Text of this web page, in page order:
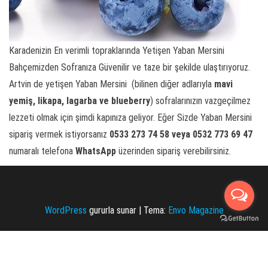
Karadenizin En verimli topraklarında Yetişen Yaban Mersini
Bahçemizden Sofranıza Güvenilir ve taze bir şekilde ulaştırıyoruz.
Artvin de yetişen Yaban Mersini (bilinen diğer adlarıyla mavi
yemiş, likapa, lagarba ve blueberry) sofralarınızın vazgeçilmez
lezzeti olmak için şimdi kapınıza geliyor. Eğer Sizde Yaban Mersini
sipariş vermek istiyorsanız 0533 273 74 58 veya 0532 773 69 47
numaralı telefona WhatsApp üzerinden sipariş verebilirsiniz.
WordPress gururla sunar | Tema: Envo Magazine